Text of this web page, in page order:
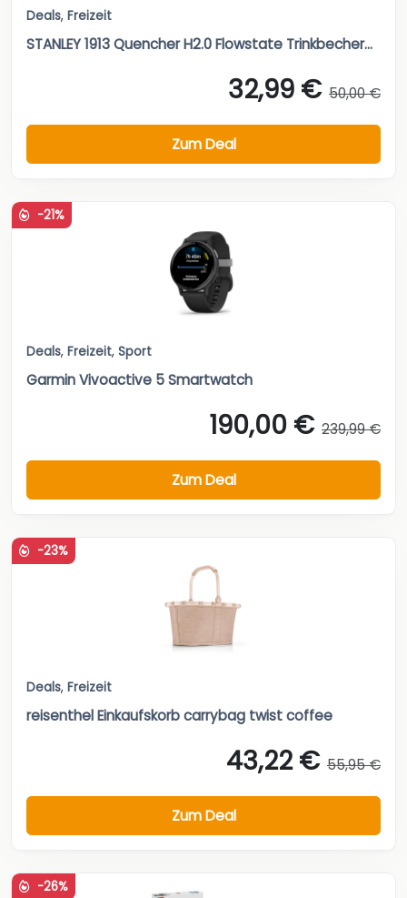
Deals, Freizeit
STANLEY 1913 Quencher H2.0 Flowstate Trinkbecher...
32,99 € 50,00 €
Zum Deal
-21%
Deals, Freizeit, Sport
Garmin Vivoactive 5 Smartwatch
190,00 € 239,99 €
Zum Deal
-23%
Deals, Freizeit
reisenthel Einkaufskorb carrybag twist coffee
43,22 € 55,95 €
Zum Deal
-26%